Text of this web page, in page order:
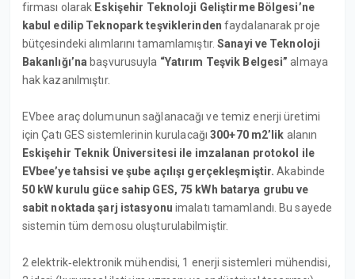
firması olarak Eskişehir Teknoloji Geliştirme Bölgesi’ne
kabul edilip Teknopark teşviklerinden faydalanarak proje
bütçesindeki alımlarını tamamlamıştır.Sanayi ve Teknoloji
Bakanlığı’na başvurusuyla “Yatırım Teşvik Belgesi” almaya
hak kazanılmıştır.
EVbee araç dolumunun sağlanacağı ve temiz enerji üretimi
için Çatı GES sistemlerinin kurulacağı300+70 m2’lik alanın
Eskişehir Teknik Üniversitesi ile imzalanan protokol ile
EVbee’ye tahsisi ve şube açılışı gerçekleşmiştir. Akabinde
50 kW kurulu güce sahip GES, 75 kWh batarya grubu ve
sabit noktada şarj istasyonu imalatı tamamlandı. Bu sayede
sistemin tüm demosu oluşturulabilmiştir.
2 elektrik‐elektronik mühendisi, 1 enerji sistemleri mühendisi,